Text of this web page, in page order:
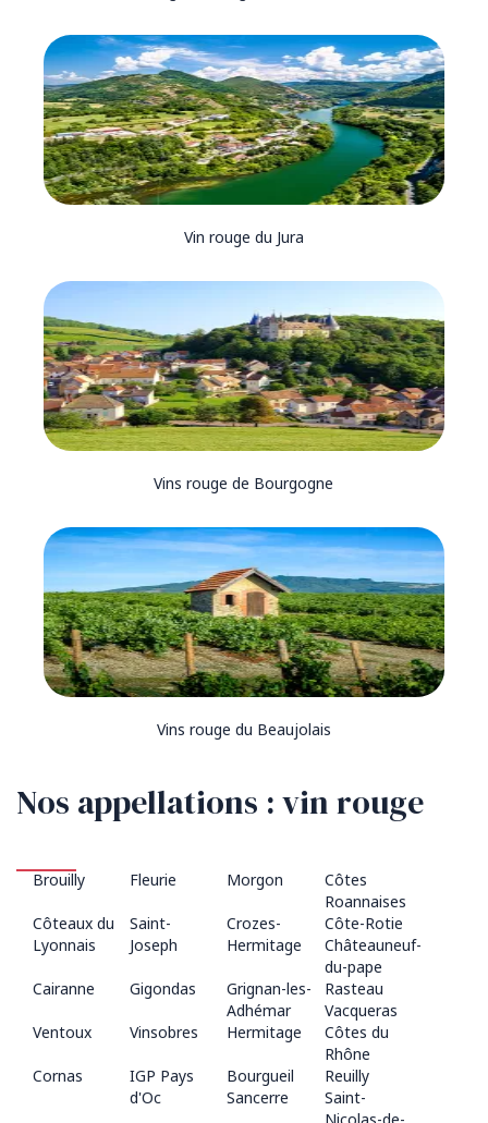
Vin rouge du Jura
Vins rouge de Bourgogne
Vins rouge du Beaujolais
Nos appellations : vin rouge
Brouilly Fleurie Morgon
Côtes
Roannaises
Côteaux du
Lyonnais
Saint-
Joseph
Crozes-
Hermitage
Côte-Rotie
Châteauneuf-
du-pape
Cairanne
Gigondas
Grignan-les-
Adhémar
Rasteau
Vacqueras
Ventoux
Vinsobres Hermitage
Côtes du
Rhône
Cornas
IGP Pays
d'Oc
Bourgueil
Reuilly
Sancerre
Saint-